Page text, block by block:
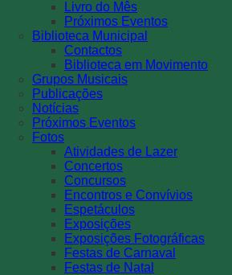
Livro do Mês
Próximos Eventos
Biblioteca Municipal
Contactos
Biblioteca em Movimento
Grupos Musicais
Publicações
Notícias
Próximos Eventos
Fotos
Atividades de Lazer
Concertos
Concursos
Encontros e Convívios
Espetáculos
Exposições
Exposições Fotográficas
Festas de Carnaval
Festas de Natal